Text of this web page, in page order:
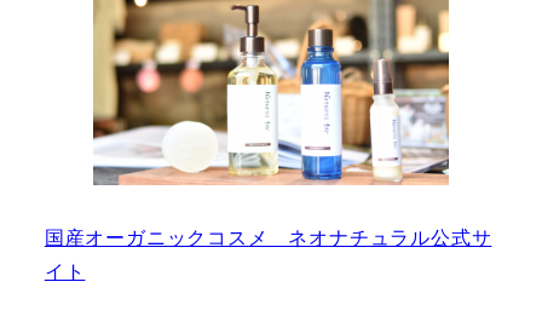
国産オーガニックコスメ ネオナチュラル公式サ
イト